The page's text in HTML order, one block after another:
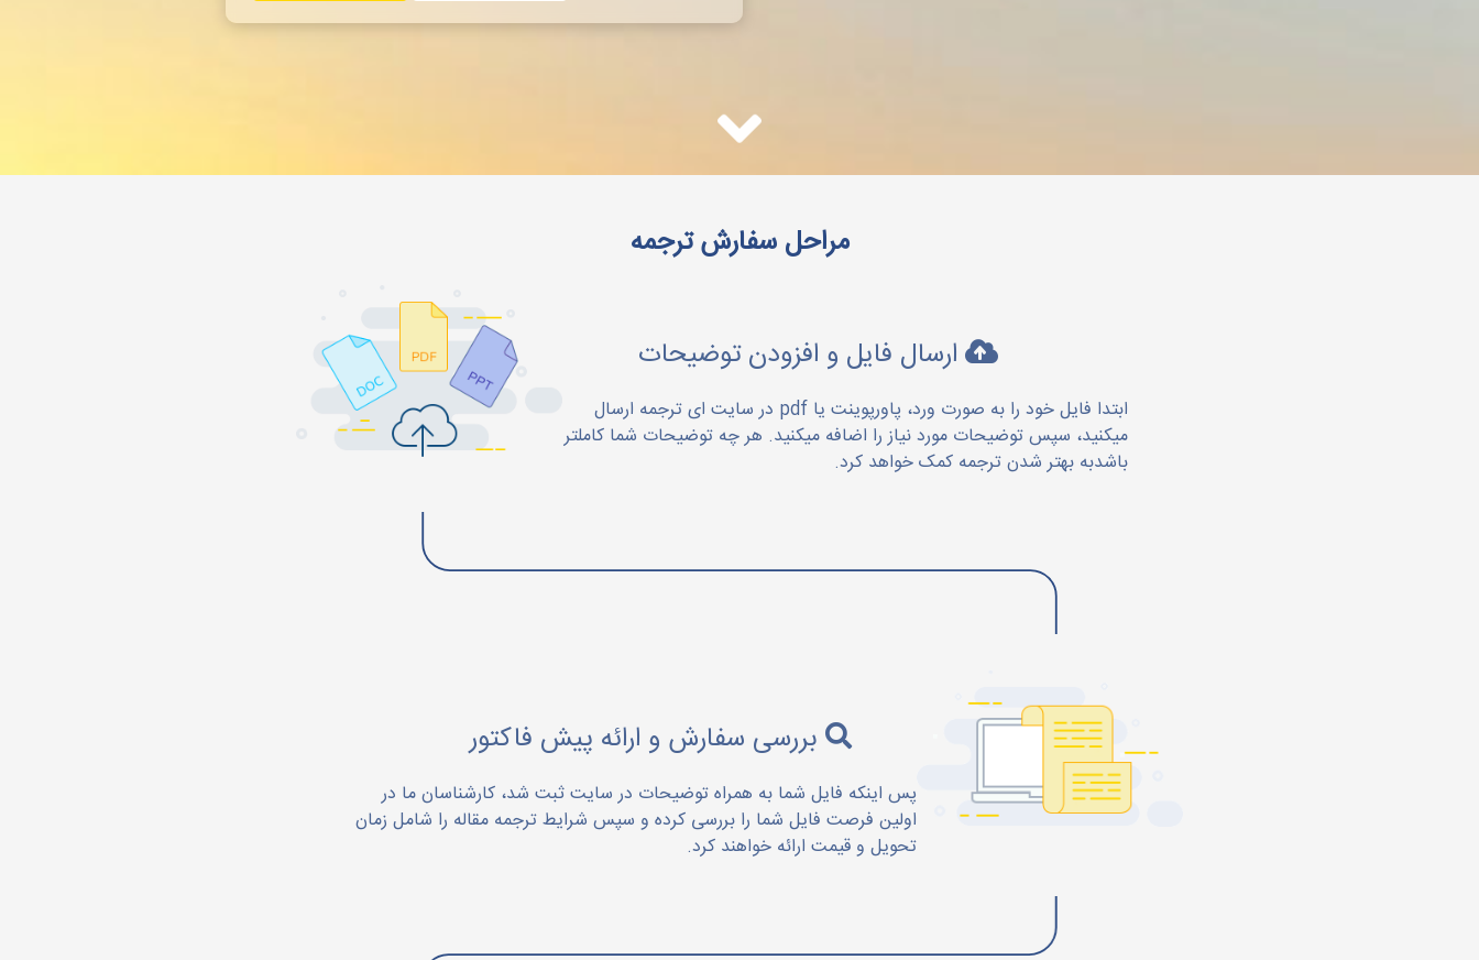
مراحل سفارش ترجمه
ارسال فایل و افزودن توضیحات
ابتدا فایل خود را به صورت ورد، پاورپوینت یا pdf در سایت ای ترجمه ارسال
میکنید، سپس توضیحات مورد نیاز را اضافه میکنید. هر چه توضیحات شما کاملتر
باشدبه بهتر شدن ترجمه کمک خواهد کرد.
بررسی سفارش و ارائه پیش فاکتور
پس اینکه فایل شما به همراه توضیحات در سایت ثبت شد، کارشناسان ما در
اولین فرصت فایل شما را بررسی کرده و سپس شرایط ترجمه مقاله را شامل زمان
تحویل و قیمت ارائه خواهند کرد.